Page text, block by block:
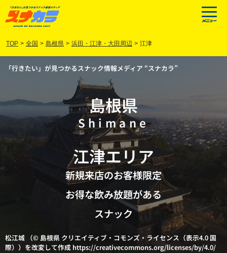
TOP > 全国 > 島根県 > 浜田・江津・大田周辺 > 江津
「行きたい」が見つかるスナック情報メディア “スナカラ”
島根県
Shimane
江津エリア
新規来店のお客様限定
お得な飲み放題がある
スナック
松江城 （© 島根県 クリエイティブ・コモンズ・ライセンス（表示4.0 国
際））を改変して作成 https://creativecommons.org/licenses/by/4.0/